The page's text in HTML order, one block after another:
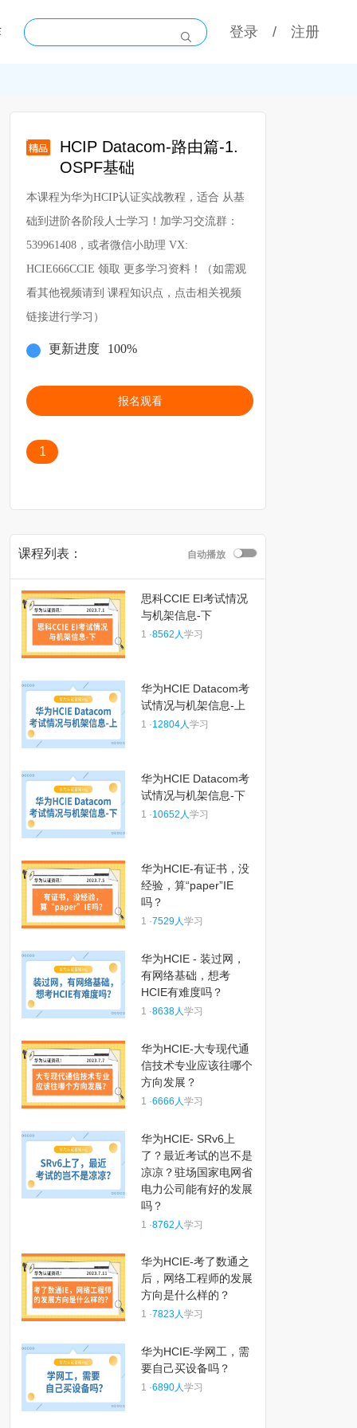
登录 / 注册
HCIP Datacom-路由篇-1.
OSPF基础
本课程为华为HCIP认证实战教程，适合 从基
础到进阶各阶段人士学习！加学习交流群：
539961408，或者微信小助理 VX:
HCIE666CCIE 领取 更多学习资料！（如需观
看其他视频请到 课程知识点，点击相关视频
链接进行学习）
更新进度 100%
报名观看
1
课程列表： 自动播放
思科CCIE EI考试情况
与机架信息-下
1 ·8562人学习
华为HCIE Datacom考
试情况与机架信息-上
1 ·12804人学习
华为HCIE Datacom考
试情况与机架信息-下
1 ·10652人学习
华为HCIE-有证书，没
经验，算“paper”IE
吗？
1 ·7529人学习
华为HCIE - 装过网，
有网络基础，想考
HCIE有难度吗？
1 ·8638人学习
华为HCIE-大专现代通
信技术专业应该往哪个
方向发展？
1 ·6666人学习
华为HCIE- SRv6上
了？最近考试的岂不是
凉凉？驻场国家电网省
电力公司能有好的发展
吗？
1 ·8762人学习
华为HCIE-考了数通之
后，网络工程师的发展
方向是什么样的？
1 ·7823人学习
华为HCIE-学网工，需
要自己买设备吗？
1 ·6890人学习